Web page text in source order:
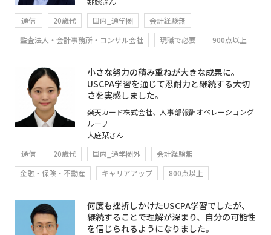
通信
20歳代 国内_通学圏
会計経験無
監査法人・会計事務所・コンサル会社
現職で必要 900点以上
小さな努力の積み重ねが大きな成果に。
USCPA学習を通じて忍耐力と継続する大切
さを実感しました。
楽天カード株式会社、人事部報酬オペレーショング
ループ
大庭栞さん
通信
20歳代 国内_通学圏外
会計経験無
金融・保険・不動産
キャリアアップ 800点以上
何度も挫折しかけたUSCPA学習でしたが、
継続することで理解が深まり、自分の可能性
を信じられるようになりました。